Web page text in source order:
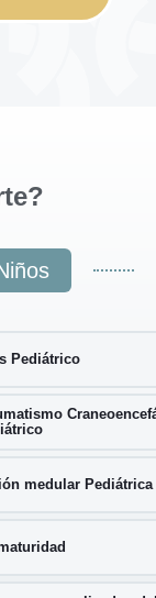
Pediátrico
medular Pediátrica